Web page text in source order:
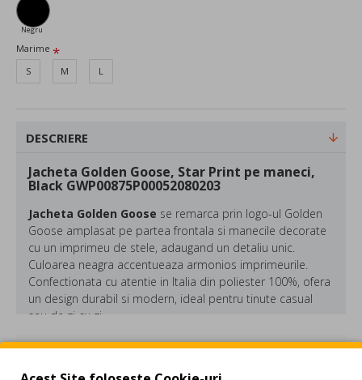
Negru
Marime
S
M L
DESCRIERE
Jacheta Golden Goose, Star Print pe maneci,
Black GWP00875P00052080203
Jacheta Golden Goose se remarca prin logo-ul Golden
Goose amplasat pe partea frontala si manecile decorate
cu un imprimeu de stele, adaugand un detaliu unic.
Culoarea neagra accentueaza armonios imprimeurile.
Confectionata cu atentie in Italia din poliester 100%, ofera
un design durabil si modern, ideal pentru tinute casual
sau de zi cu zi.
Compozitie: Poliester
REVIEW-URI